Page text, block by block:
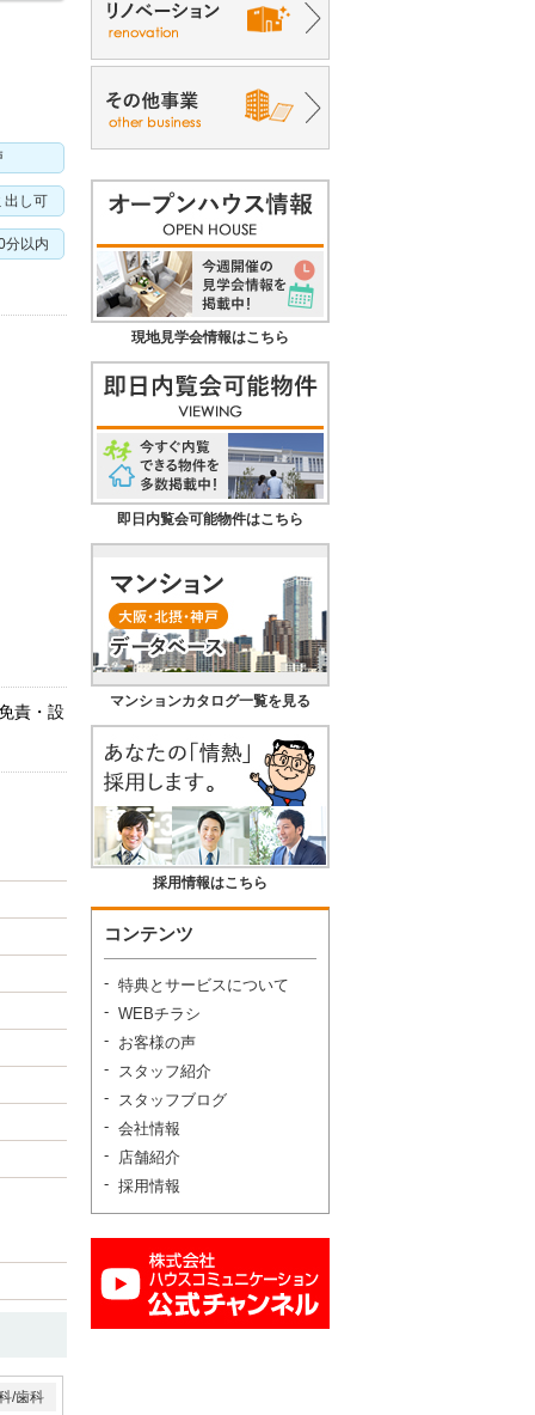
出し可
分以内
責・設
/歯科
現地見学会情報はこちら
即日内覧会可能物件はこちら
マンションカタログ一覧を見る
採用情報はこちら
コンテンツ
特典とサービスについて
WEBチラシ
お客様の声
スタッフ紹介
スタッフブログ
会社情報
店舗紹介
採用情報